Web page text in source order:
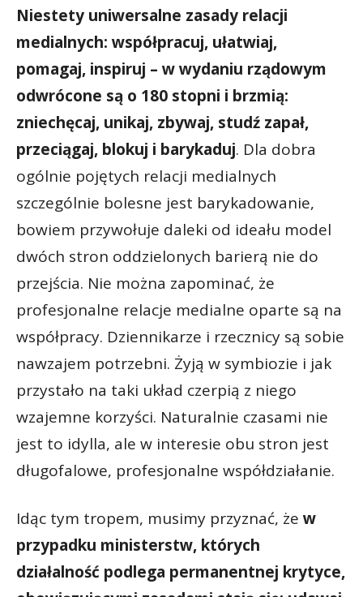
Niestety uniwersalne zasady relacji
medialnych: współpracuj, ułatwiaj,
pomagaj, inspiruj – w wydaniu rządowym
odwrócone są o 180 stopni i brzmią:
zniechęcaj, unikaj, zbywaj, studź zapał,
przeciągaj, blokuj i barykaduj. Dla dobra
ogólnie pojętych relacji medialnych
szczególnie bolesne jest barykadowanie,
bowiem przywołuje daleki od ideału model
dwóch stron oddzielonych barierą nie do
przejścia. Nie można zapominać, że
profesjonalne relacje medialne oparte są na
współpracy. Dziennikarze i rzecznicy są sobie
nawzajem potrzebni. Żyją w symbiozie i jak
przystało na taki układ czerpią z niego
wzajemne korzyści. Naturalnie czasami nie
jest to idylla, ale w interesie obu stron jest
długofalowe, profesjonalne współdziałanie.
Idąc tym tropem, musimy przyznać, że w
przypadku ministerstw, których
działalność podlega permanentnej krytyce,